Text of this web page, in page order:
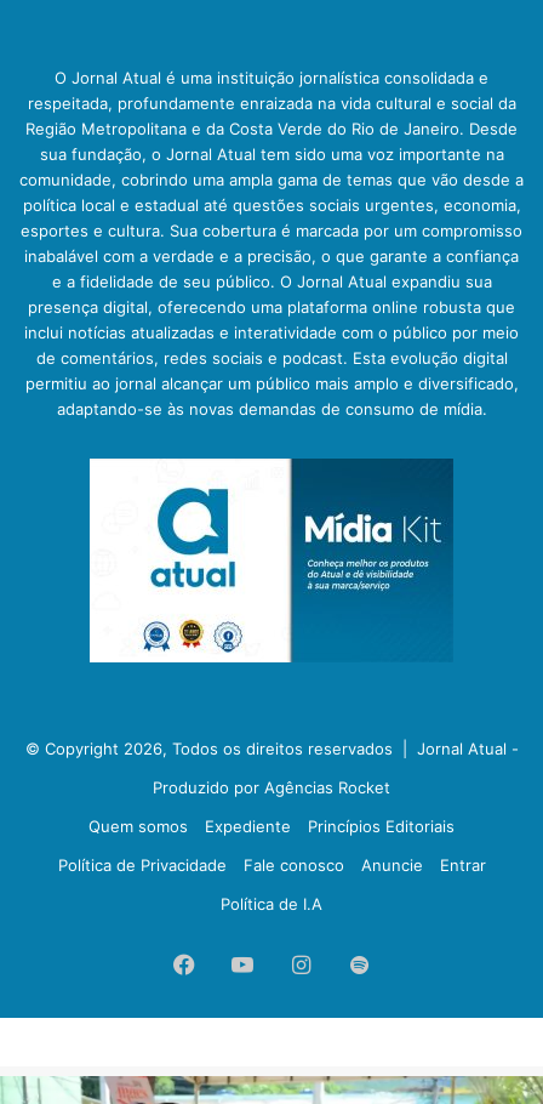
O Jornal Atual é uma instituição jornalística consolidada e
respeitada, profundamente enraizada na vida cultural e social da
Região Metropolitana e da Costa Verde do Rio de Janeiro. Desde
sua fundação, o Jornal Atual tem sido uma voz importante na
comunidade, cobrindo uma ampla gama de temas que vão desde a
política local e estadual até questões sociais urgentes, economia,
esportes e cultura. Sua cobertura é marcada por um compromisso
inabalável com a verdade e a precisão, o que garante a confiança
e a fidelidade de seu público. O Jornal Atual expandiu sua
presença digital, oferecendo uma plataforma online robusta que
inclui notícias atualizadas e interatividade com o público por meio
de comentários, redes sociais e podcast. Esta evolução digital
permitiu ao jornal alcançar um público mais amplo e diversificado,
adaptando-se às novas demandas de consumo de mídia.
© Copyright 2026, Todos os direitos reservados | Jornal Atual -
Produzido por Agências Rocket
Quem somos
Expediente
Princípios Editoriais
Política de Privacidade
Fale conosco Anuncie
Entrar
Política de I.A
FacebookYouTubeInstagram
Spotify